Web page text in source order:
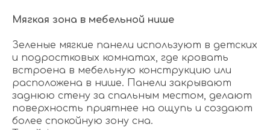
Мягкая зона в мебельной нише
Зеленые мягкие панели используют в детских
и подростковых комнатах, где кровать
встроена в мебельную конструкцию или
расположена в нише. Панели закрывают
заднюю стену за спальным местом, делают
поверхность приятнее на ощупь и создают
более спокойную зону сна.